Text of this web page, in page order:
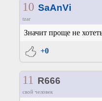
10 SaAnVi
tzar
Значит проще не
+0
11 R666
свой человек